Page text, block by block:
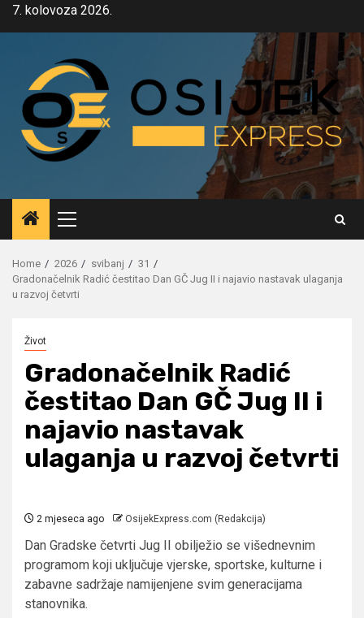
Skip7. kolovoza 2026.
Primary
Menu
Home 2026 svibanj
31
Gradonačelnik Radić čestitao Dan GČ Jug II i najavio nastavak ulaganja
u razvoj četvrti
Život
Gradonačelnik Radić
čestitao Dan GČ Jug II i
najavio nastavak
ulaganja u razvoj četvrti
2 mjeseca ago OsijekExpress.com (Redakcija)
Dan Gradske četvrti Jug II obilježio se višednevnim
programom koji uključuje vjerske, sportske, kulturne i
zabavne sadržaje namijenjene svim generacijama
stanovnika.